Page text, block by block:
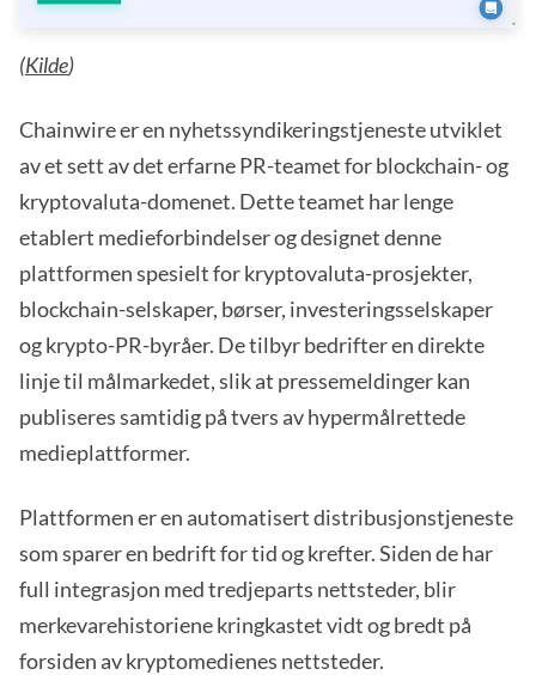
(Kilde)
Chainwire er en nyhetssyndikeringstjeneste utviklet
av et sett av det erfarne PR-teamet for blockchain- og
kryptovaluta-domenet. Dette teamet har lenge
etablert medieforbindelser og designet denne
plattformen spesielt for kryptovaluta-prosjekter,
blockchain-selskaper, børser, investeringsselskaper
og krypto-PR-byråer. De tilbyr bedrifter en direkte
linje til målmarkedet, slik at pressemeldinger kan
publiseres samtidig på tvers av hypermålrettede
medieplattformer.
Plattformen er en automatisert distribusjonstjeneste
som sparer en bedrift for tid og krefter. Siden de har
full integrasjon med tredjeparts nettsteder, blir
merkevarehistoriene kringkastet vidt og bredt på
forsiden av kryptomedienes nettsteder.